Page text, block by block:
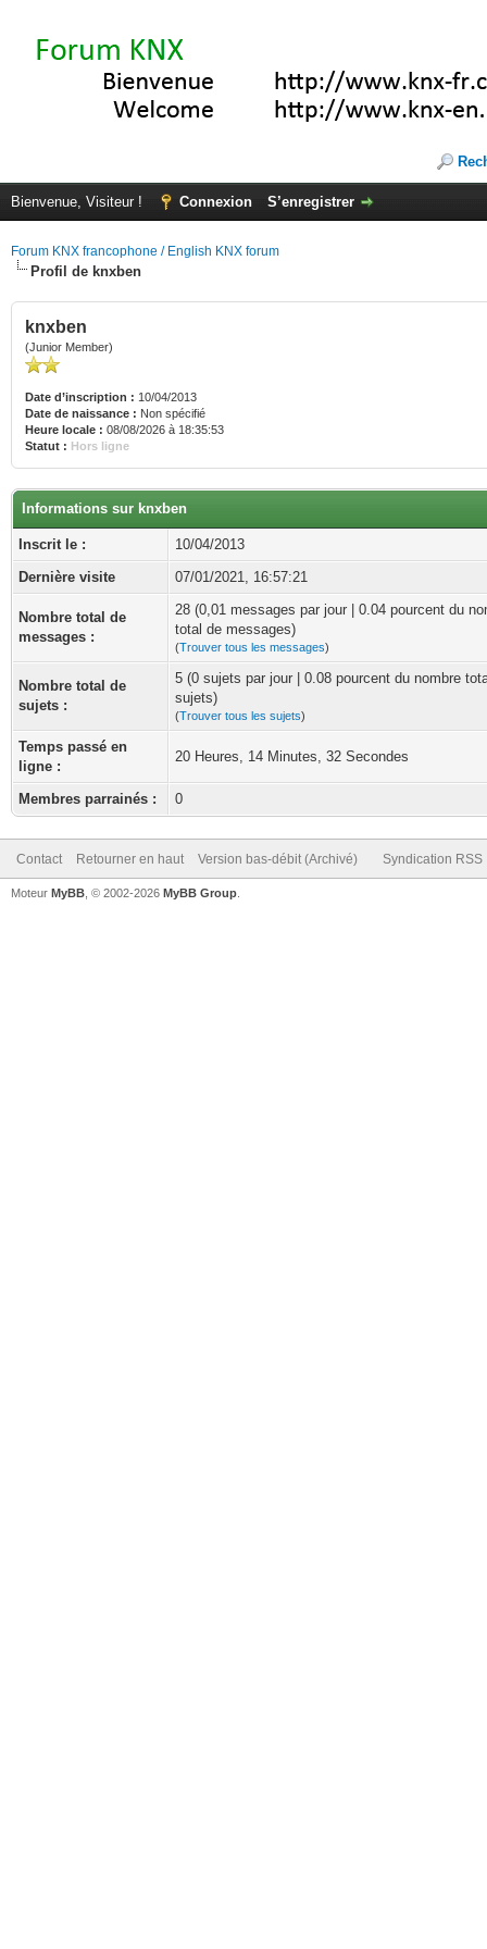
Bienvenue, Visiteur ! Connexion S’enregistrer
Forum KNX francophone / English KNX forum
Profil de knxben
knxben
(Junior Member)
Date d’inscription : 10/04/2013
Date de naissance : Non spécifié
Heure locale : 08/08/2026 à 18:35:53
Statut : Hors ligne
Informations sur knxben
Inscrit le :
10/04/2013
Dernière visite
07/01/2021, 16:57:21
Nombre total de
messages :
28 (0,01 messages par jour | 0.04 pourcent du
total de messages)
(Trouver tous les messages)
Nombre total de
sujets :
5 (0 sujets par jour | 0.08 pourcent du nombre
sujets)
(Trouver tous les sujets)
Temps passé en
ligne :
20 Heures, 14 Minutes, 32 Secondes
Membres parrainés : 0
Contact Retourner en haut Version bas-débit (Archivé) Syndication RSS
Moteur MyBB , © 2002-2026 MyBB Group